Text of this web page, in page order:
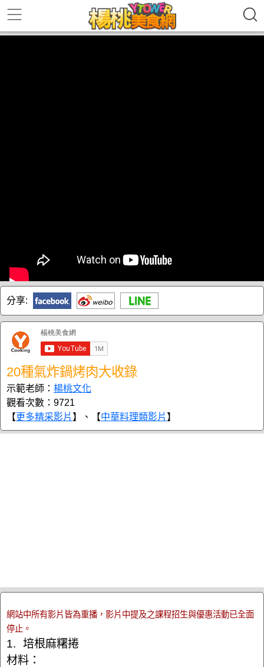
分享:
20種氣炸鍋烤肉大收錄
示範老師： 楊桃文化
觀看次數：9721
【更多精采影片 】、【中華料理類影片 】
網站中所有影片皆為重播，影片中提及之課程招生與優惠活動已全面
停止。
1. 培根麻糬捲
材料：